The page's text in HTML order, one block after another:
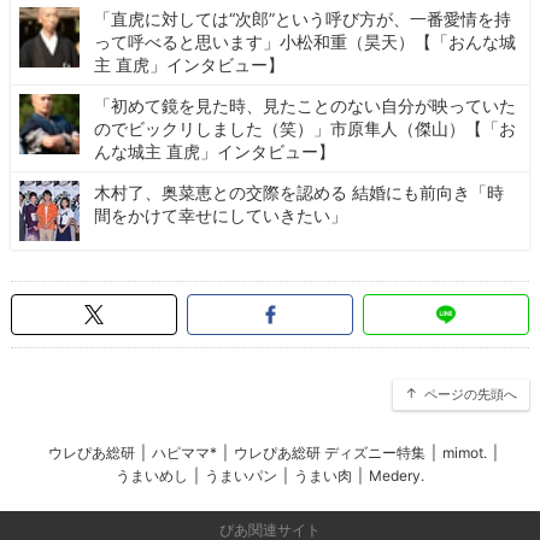
「直虎に対しては“次郎”という呼び方が、一番愛情を持
って呼べると思います」小松和重（昊天）【「おんな城
主 直虎」インタビュー】
「初めて鏡を見た時、見たことのない自分が映っていた
のでビックリしました（笑）」市原隼人（傑山）【「お
んな城主 直虎」インタビュー】
木村了、奥菜恵との交際を認める 結婚にも前向き「時
間をかけて幸せにしていきたい」
ページの先頭へ
ウレぴあ総研 ハピママ* ウレぴあ総研 ディズニー特集 mimot.
うまいめし
うまいパン うまい肉 Medery.
ぴあ関連サイト